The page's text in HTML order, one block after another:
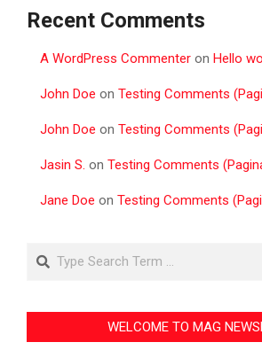
Recent Comments
A WordPress Commenter on Hello
John Doe on Testing Comments
John Doe on Testing Comments
Jasin S. on Testing Comments
Jane Doe on Testing Comments
Search
WELCOME TO MAG